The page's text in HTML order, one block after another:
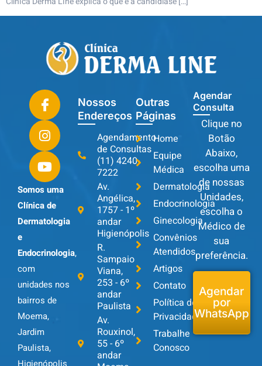
Somos uma
Clínica de
Dermatologia
e
Endocrinologia,
com
unidades nos
bairros de
Moema,
Jardim
Paulista,
Nossos
Endereços
Agendamento
de Consultas
(11) 4240-
7222
Av.
Angélica,
1757 - 1º
andar
Higienópolis
R.
Sampaio
Viana,
253 - 6º
andar
Paulista
Av.
Rouxinol,
55 - 6º
andar
Outras
Páginas
Home
Equipe
Médica
Dermatologia
Endocrinologia
Ginecologia
Convênios
Atendidos
Artigos
Contato
Política de
Privacidade
Trabalhe
Conosco
Agendar
Consulta
Clique no
Botão
Abaixo,
escolha uma
de nossas
Unidades,
escolha o
Médico de
sua
preferência.
Agendar
por
WhatsApp